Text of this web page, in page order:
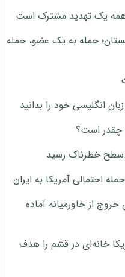
همه یک تهدید مشترک است
حمله به یک عضو، حمله
انگلیسی خود را بدانید
سطح خطرناک رسید
احتمالی آمریکا به ایران
از خاورمیانه آماده
۲۰۰۰ پوندی آمریکا خانه‌ای در قشم را هدف